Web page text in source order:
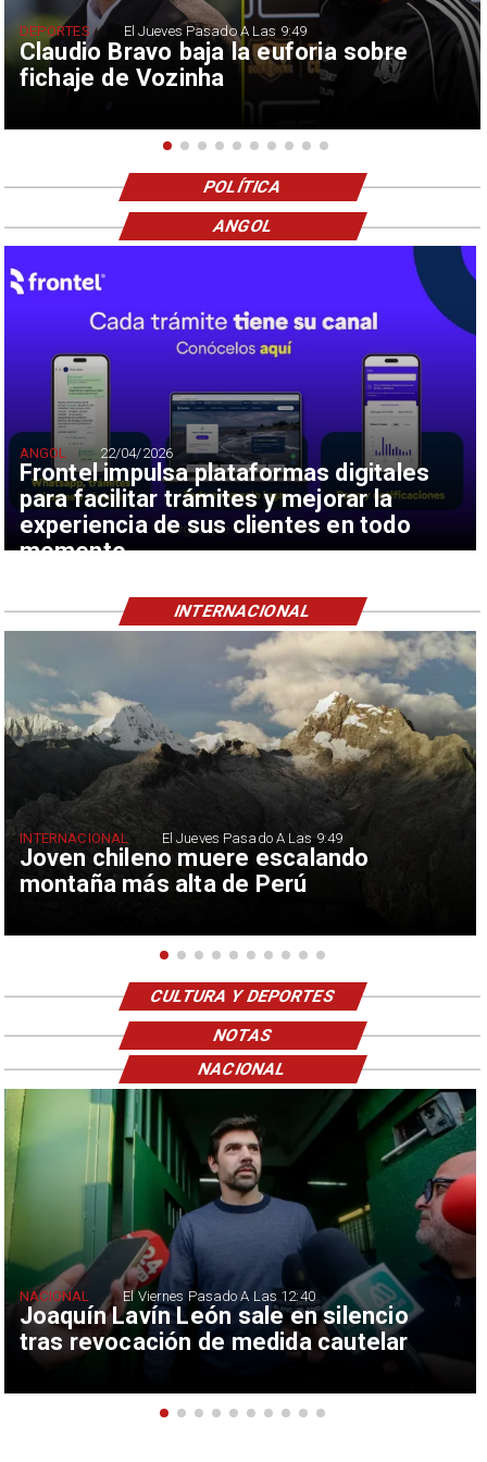
Claudio Bravo baja la euforia sobre
fichaje de Vozinha
DEPORTES El Jueves Pasado A Las 9:49
POLÍTICA
Frontel impulsa plataformas digitales
para facilitar trámites y mejorar la
experiencia de sus clientes en todo
momento
ANGOL 22/04/2026
ANGOL
Joven chileno muere escalando
montaña más alta de Perú
INTERNACIONAL El Jueves Pasado A Las 9:49
INTERNACIONAL
CULTURA Y DEPORTES
NOTAS
Joaquín Lavín León sale en silencio
tras revocación de medida cautelar
NACIONAL El Viernes Pasado A Las 12:40
NACIONAL